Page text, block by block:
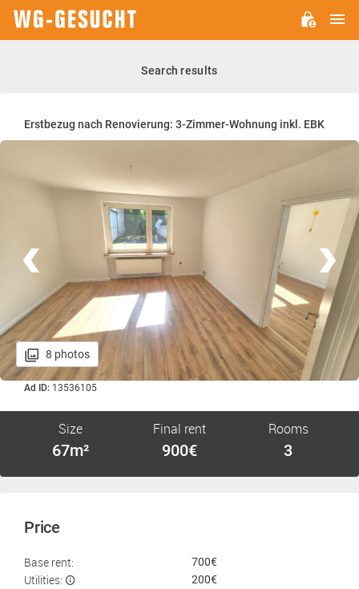
Search results
Erstbezug nach Renovierung: 3-Zimmer-Wohnung inkl. EBK
8 photos
Ad ID: 13536105
Size
67m²
Final rent
900€
Rooms
3
Price
Base rent: 700€
Utilities: 200€